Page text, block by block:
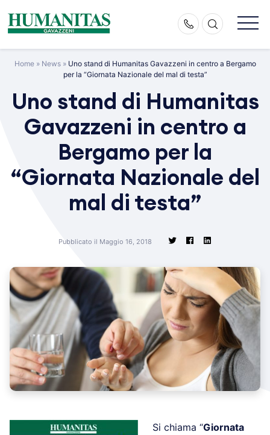
content
Home» News» Uno stand di Humanitas Gavazzeni in centro a Bergamo
per la “Giornata Nazionale del mal di testa”
Uno stand di Humanitas
Gavazzeni in centro a
Bergamo per la
“Giornata Nazionale del
mal di testa”
Pubblicato il Maggio 16, 2018
Si chiama “Giornata